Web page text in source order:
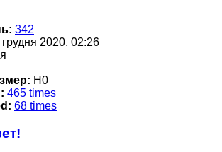
342
2020, 02:26
Н0
465 times
68 times